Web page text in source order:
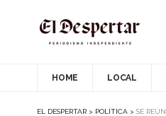
HOME LOCAL
EL DESPERTAR > POLÍTICA > SE